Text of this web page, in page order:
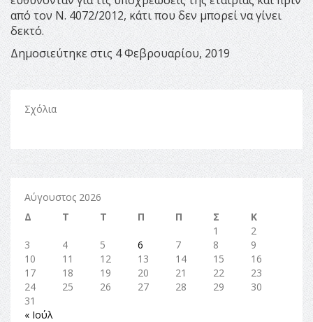
από τον Ν. 4072/2012, κάτι που δεν μπορεί να γίνει
δεκτό.
Δημοσιεύτηκε στις 4 Φεβρουαρίου, 2019
Σχόλια
Αύγουστος 2026
Δ
Τ Τ Π Π Σ
Κ
1
2
3
4 5 6 7 8
9
10
11 12 13 14 15
16
17
18 19 20 21 22
23
24
25 26 27 28 29
30
31
« Ιούλ